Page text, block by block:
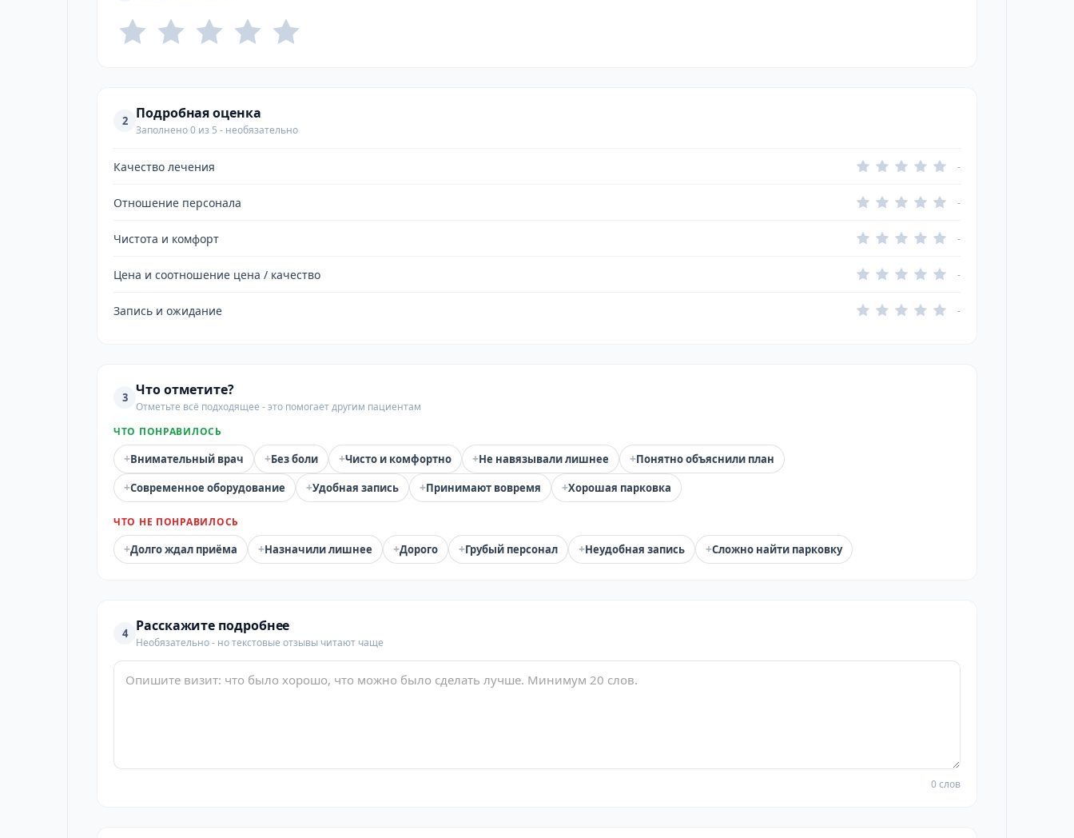
2 Подробная оценка
Заполнено 0 из 5 - необязательно
Качество лечения -
Отношение персонала -
Чистота и комфорт -
Цена и соотношение цена / качество -
Запись и ожидание -
3 Что отметите?
Отметьте всё подходящее - это помогает другим пациентам
ЧТО ПОНРАВИЛОСЬ
+Внимательный врач +Без боли +Чисто и комфортно +Не навязывали лишнее +Понятно объяснили план
+Современное оборудование +Удобная запись +Принимают вовремя +Хорошая парковка
ЧТО НЕ ПОНРАВИЛОСЬ
+Долго ждал приёма +Назначили лишнее +Дорого +Грубый персонал +Неудобная запись +Сложно найти парковку
4 Расскажите подробнее
Необязательно - но текстовые отзывы читают чаще
0 слов